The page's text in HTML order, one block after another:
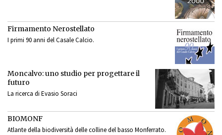
Firmamento Nerostellato
I primi 90 anni del Casale Calcio.
Moncalvo: uno studio per progettare il
futuro
La ricerca di Evasio Soraci
BIOMONF
Atlante della biodiversità delle colline del basso Monferrato.